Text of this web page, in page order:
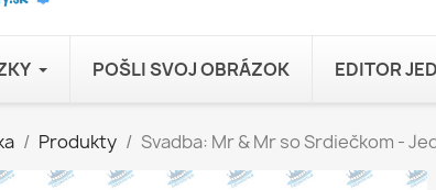
POŠLI SVOJ OBRÁZOK EDITOR
Produkty Svadba: Mr & Mr so Srdiečkom -